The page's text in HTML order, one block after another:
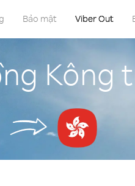
Bảo mật Viber Out
Kông